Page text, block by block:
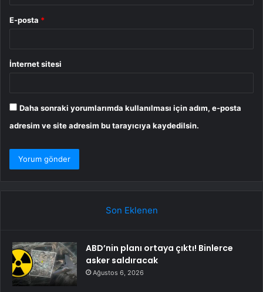
E-posta *
İnternet sitesi
Daha sonraki yorumlarımda kullanılması için adım, e-posta
adresim ve site adresim bu tarayıcıya kaydedilsin.
Son Eklenen
ABD’nin planı ortaya çıktı! Binlerce
asker saldıracak
Ağustos 6, 2026